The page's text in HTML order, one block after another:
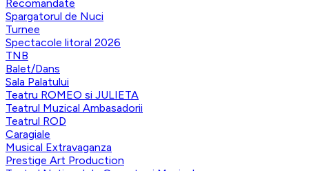
Recomandate
Spargatorul de Nuci
Turnee
Spectacole litoral 2026
TNB
Balet/Dans
Sala Palatului
Teatru ROMEO si JULIETA
Teatrul Muzical Ambasadorii
Teatrul ROD
Caragiale
Musical Extravaganza
Prestige Art Production